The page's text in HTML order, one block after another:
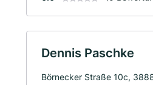
Dennis Paschke
Börnecker Straße 10c,